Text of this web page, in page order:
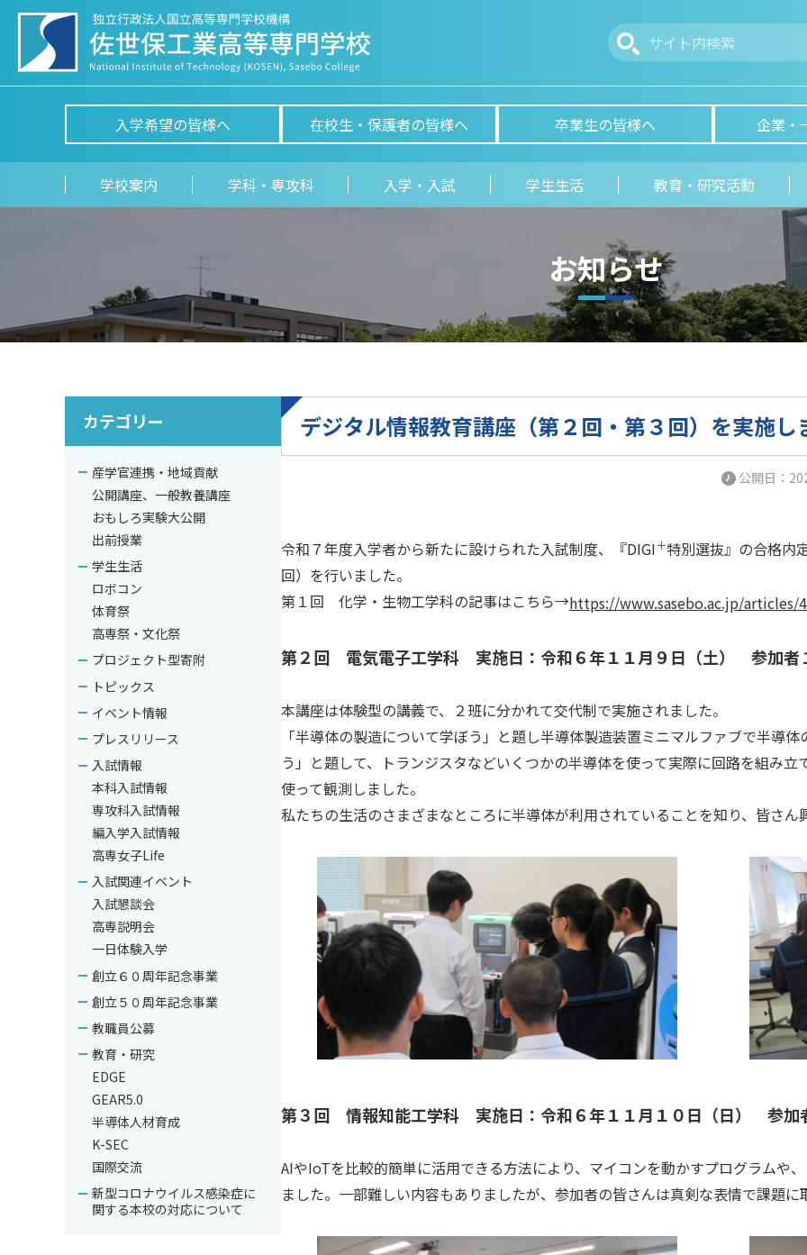
入学希望の皆様へ 在校生・保護者の皆様へ 卒業生の皆様へ 企業・
学校案内 学科・専攻科 入学・入試 学生生活 教育・研究活動
お知らせ
デジタル情報教育講座（第２回・第３回）を実施し
公開日：
令和７年度入学者から新たに設けられた入試制度、『DIGI＋特別選抜』の合格内
回）を行いました。
第１回 化学・生物工学科の記事はこちら→https://www.sasebo.ac.jp/articles/
第２回 電気電子工学科 実施日：令和６年１１月９日（土） 参加者
本講座は体験型の講義で、２班に分かれて交代制で実施されました。
「半導体の製造について学ぼう」と題し半導体製造装置ミニマルファブで半導
う」と題して、トランジスタなどいくつかの半導体を使って実際に回路を組み
使って観測しました。
私たちの生活のさまざまなところに半導体が利用されていることを知り、皆さ
第３回 情報知能工学科 実施日：令和６年１１月１０日（日） 参加
AIやIoTを比較的簡単に活用できる方法により、マイコンを動かすプログラムや
ました。一部難しい内容もありましたが、参加者の皆さんは真剣な表情で課題に
カテゴリー
産学官連携・地域貢献
公開講座、一般教養講座
おもしろ実験大公開
出前授業
学生生活
ロボコン
体育祭
高専祭・文化祭
プロジェクト型寄附
トピックス
イベント情報
プレスリリース
入試情報
本科入試情報
専攻科入試情報
編入学入試情報
高専女子Life
入試関連イベント
入試懇談会
高専説明会
一日体験入学
創立６０周年記念事業
創立５０周年記念事業
教職員公募
教育・研究
EDGE
GEAR5.0
半導体人材育成
K-SEC
国際交流
新型コロナウイルス感染症に
関する本校の対応について